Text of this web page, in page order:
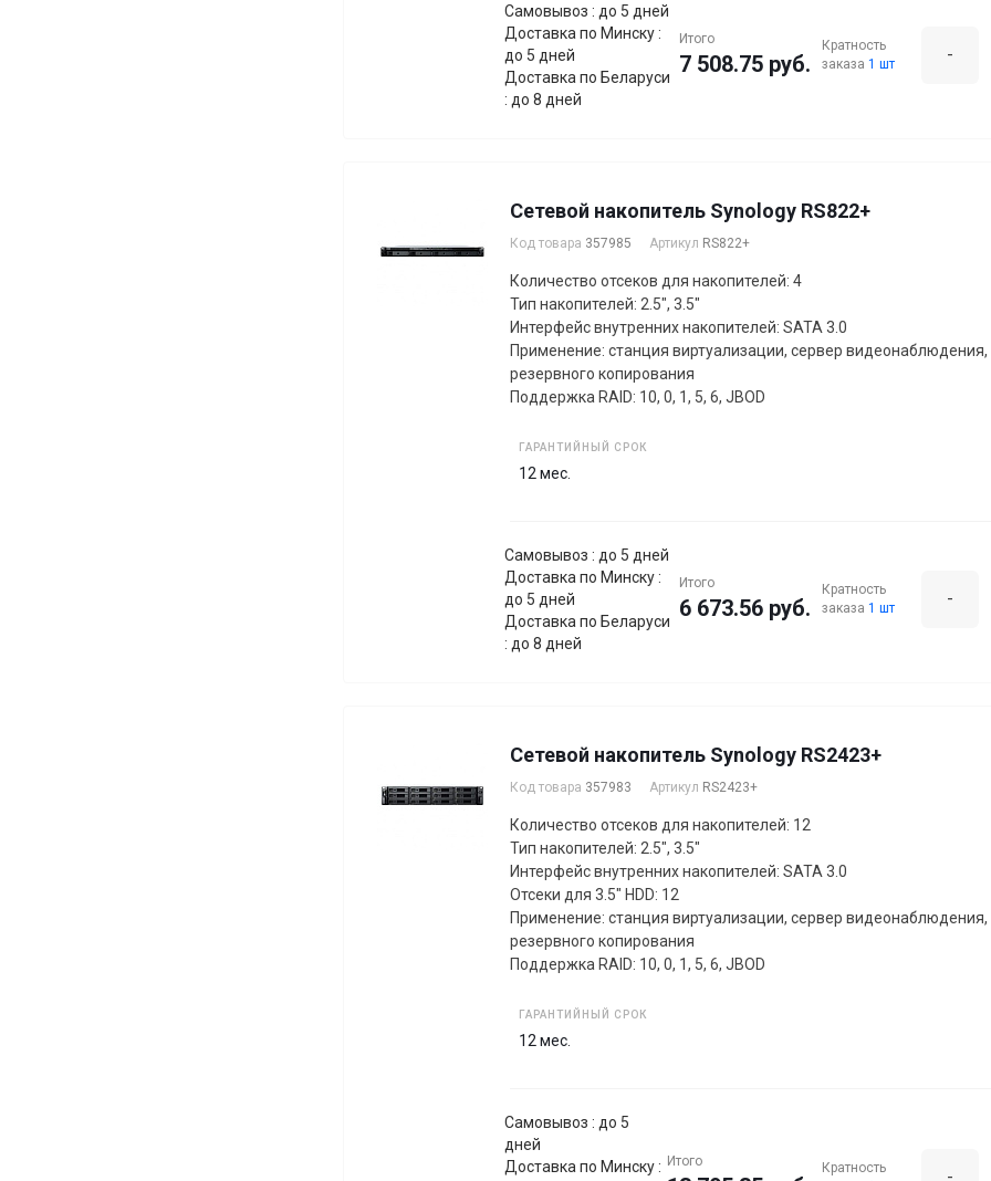
Самовывоз : до 5 дней
Доставка по Минску :
до 5 дней
Доставка по Беларуси
: до 8 дней
Итого
7 508.75 руб.
Кратность
заказа 1 шт -
Сетевой накопитель Synology RS822+
Код товара 357985 Артикул RS822+
Количество отсеков для накопителей: 4
Тип накопителей: 2.5", 3.5"
Интерфейс внутренних накопителей: SATA 3.0
Применение: станция виртуализации, сервер
резервного копирования
Поддержка RAID: 10, 0, 1, 5, 6, JBOD
ГАРАНТИЙНЫЙ СРОК
12 мес.
Самовывоз : до 5 дней
Доставка по Минску :
до 5 дней
Доставка по Беларуси
: до 8 дней
Итого
6 673.56 руб.
Кратность
заказа 1 шт -
Сетевой накопитель Synology RS2423+
Код товара 357983 Артикул RS2423+
Количество отсеков для накопителей: 12
Тип накопителей: 2.5", 3.5"
Интерфейс внутренних накопителей: SATA 3.0
Отсеки для 3.5" HDD: 12
Применение: станция виртуализации, сервер
резервного копирования
Поддержка RAID: 10, 0, 1, 5, 6, JBOD
ГАРАНТИЙНЫЙ СРОК
12 мес.
Самовывоз : до 5
дней
Доставка по Минску : Итого
Кратность